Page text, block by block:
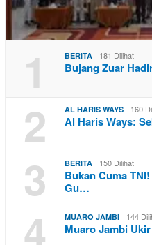
1 BERITA 181 Dilihat
Bujang Zuar
2 AL HARIS WAYS 160
Al Haris Ways:
3 BERITA 150 Dilihat
Bukan Cuma
Gu…
4 MUARO JAMBI 144
Muaro Jambi